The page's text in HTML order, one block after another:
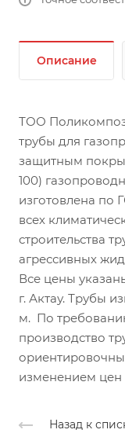
Описание
ТОО
трубы для
защитным
100)
изготовлена по
всех
строительства
агрессивных
Все цены
г. Актау. Трубы
м. По
производство
изменением цен
Назад к